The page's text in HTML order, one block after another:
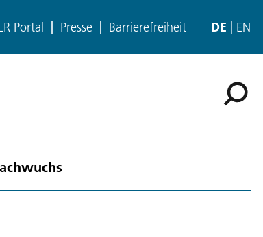
Portal Presse Barrierefreiheit DE EN